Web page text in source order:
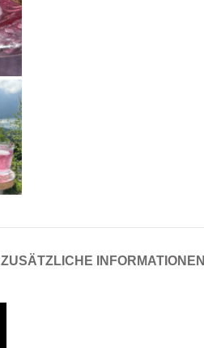
ZUSÄTZLICHE INFORMATIONEN